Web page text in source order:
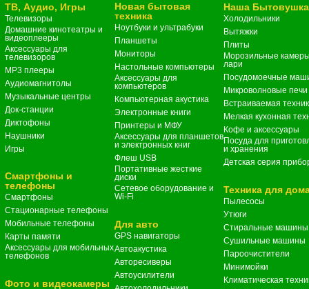
ТВ, Аудио, Игры
Телевизоры
Домашние кинотеатры и
видеоплееры
Аксессуары для
телевизоров
MP3 плееры
Аудиомагнитолы
Музыкальные центры
Док-станции
Диктофоны
Наушники
Игры
Смартфоны и
телефоны
Смартфоны
Стационарные телефоны
Мобильные телефоны
Карты памяти
Аксессуары для мобильных
телефонов
Фото и видеокамеры
Новая бытовая
техника
Ноутбуки и ультрабуки
Планшеты
Мониторы
Настольные компьютеры
Аксессуары для
компьютеров
Компьютерная акустика
Электронные книги
Принтеры и МФУ
Аксессуары для планшетов
и электронных книг
Флеш USB
Портативные жесткие
диски
Сетевое оборудование и
Wi-Fi
Для авто
GPS навигаторы
Автоакустика
Авторесиверы
Автоусилители
Наша Бытовушка
Холодильники
Вытяжки
Плиты
Морозильные
лари
Посудомоечные
Микроволновые печи
Встраиваемая
Мелкая кухонная
Кофе и аксессуары
Посуда для
и хранения
Детская серия
Техника для
Пылесосы
Утюги
Стиральные машины
Сушильные машины
Пароочистители
Минимойки
Климатическая